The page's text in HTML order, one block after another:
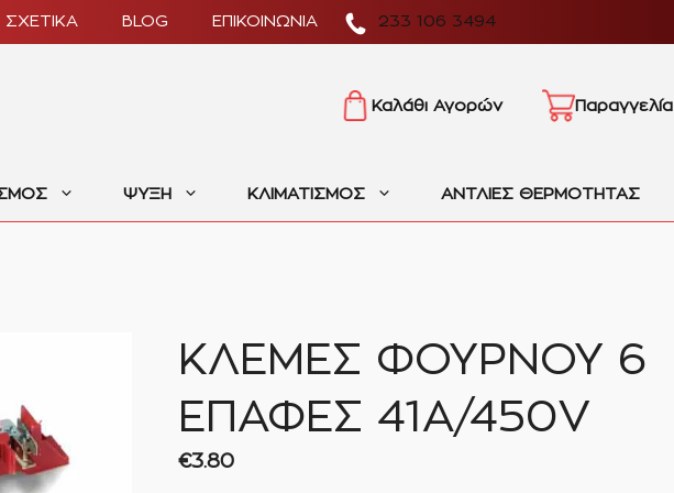
233 106 3494
ΣΧΕΤΙΚΑ BLOG ΕΠΙΚΟΙΝΩΝΙΑ
Καλάθι Αγορών Παραγγελία
ΨΥΞΗ ΚΛΙΜΑΤΙΣΜΟΣ ΑΝΤΛΙΕΣ ΘΕΡΜΟΤΗΤΑΣ
ΚΛΕΜΕΣ ΦΟΥΡΝΟΥ 6
ΕΠΑΦΕΣ 41Α/450V
€3.80